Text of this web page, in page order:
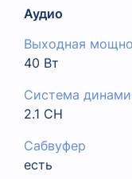
Аудио
Выходная
40 Вт
Система
2.1 CH
Сабвуфер
есть